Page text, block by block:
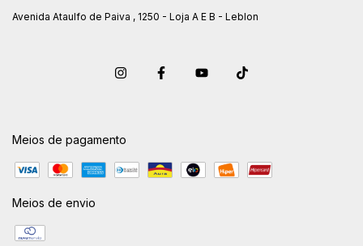
Avenida Ataulfo de Paiva , 1250 - Loja A E B - Leblon
Meios de pagamento
Meios de envio